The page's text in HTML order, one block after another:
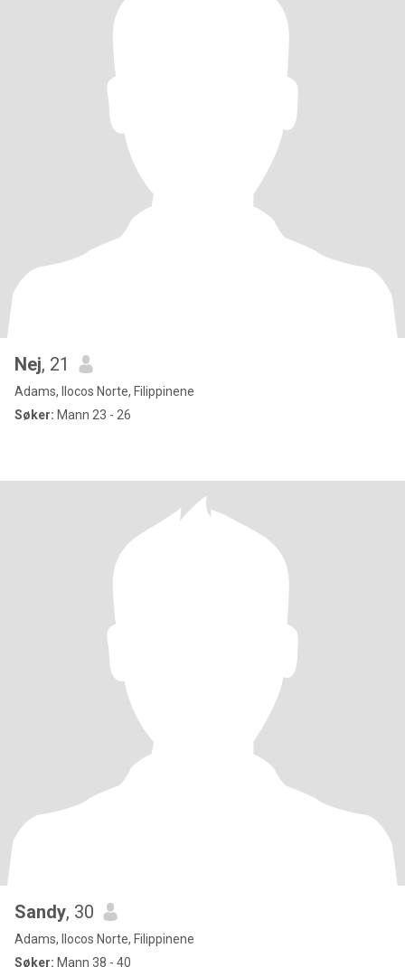
Nej, 21
Adams, Ilocos Norte, Filippinene
Søker: Mann 23 - 26
Sandy, 30
Adams, Ilocos Norte, Filippinene
Søker: Mann 38 - 40